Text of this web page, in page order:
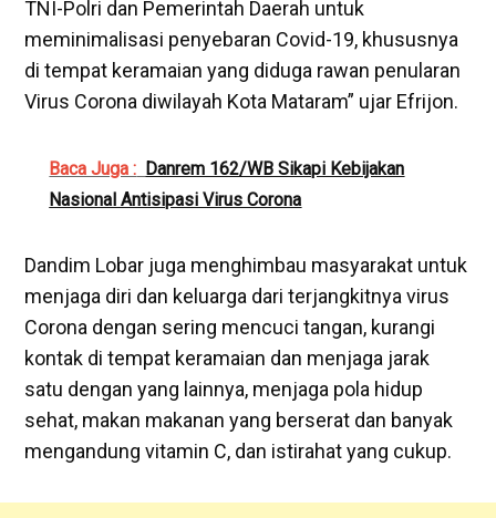
TNI-Polri dan Pemerintah Daerah untuk
meminimalisasi penyebaran Covid-19, khususnya
di tempat keramaian yang diduga rawan penularan
Virus Corona diwilayah Kota Mataram” ujar Efrijon.
Baca Juga : Danrem 162/WB Sikapi Kebijakan
Nasional Antisipasi Virus Corona
Dandim Lobar juga menghimbau masyarakat untuk
menjaga diri dan keluarga dari terjangkitnya virus
Corona dengan sering mencuci tangan, kurangi
kontak di tempat keramaian dan menjaga jarak
satu dengan yang lainnya, menjaga pola hidup
sehat, makan makanan yang berserat dan banyak
mengandung vitamin C, dan istirahat yang cukup.